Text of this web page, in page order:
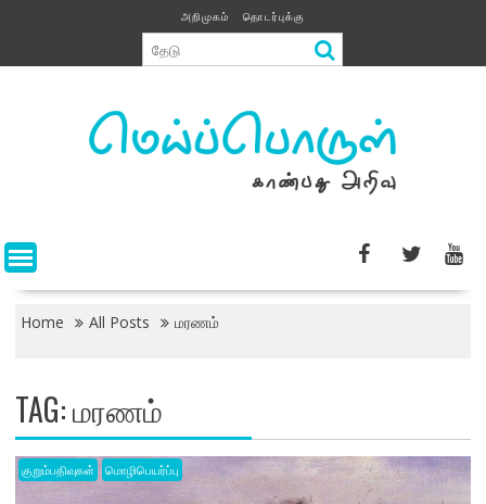
content
அறிமுகம் தொடர்புக்கு
Home All Posts மரணம்
TAG:மரணம்
குறும்பதிவுகள் மொழிபெயர்ப்பு